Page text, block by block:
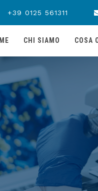
+39 0125 561311
CHI SIAMO COSA